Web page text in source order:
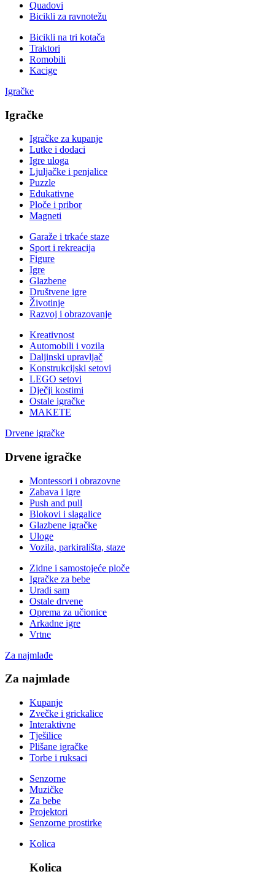
Quadovi
Bicikli za ravnotežu
Bicikli na tri kotača
Traktori
Romobili
Kacige
Igračke
Igračke
Igračke za kupanje
Lutke i dodaci
Igre uloga
Ljuljačke i penjalice
Puzzle
Edukativne
Ploče i pribor
Magneti
Garaže i trkaće staze
Sport i rekreacija
Figure
Igre
Glazbene
Društvene igre
Životinje
Razvoj i obrazovanje
Kreativnost
Automobili i vozila
Daljinski upravljač
Konstrukcijski setovi
LEGO setovi
Dječji kostimi
Ostale igračke
MAKETE
Drvene igračke
Drvene igračke
Montessori i obrazovne
Zabava i igre
Push and pull
Blokovi i slagalice
Glazbene igračke
Uloge
Vozila, parkirališta, staze
Zidne i samostojeće ploče
Igračke za bebe
Uradi sam
Ostale drvene
Oprema za učionice
Arkadne igre
Vrtne
Za najmlađe
Za najmlađe
Kupanje
Zvečke i grickalice
Interaktivne
Tješilice
Plišane igračke
Torbe i ruksaci
Senzorne
Muzičke
Za bebe
Projektori
Senzorne prostirke
Kolica
Kolica